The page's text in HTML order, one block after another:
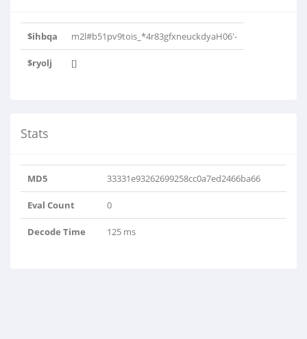
$ihbqa m2l#b51pv9tois_*4r83gfxneuckdyaH06'-
$ryolj []
Stats
MD5 33331e93262699258cc0a7ed2466ba66
Eval Count 0
Decode Time 125 ms